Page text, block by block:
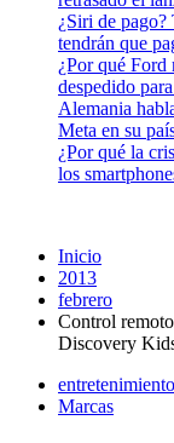
¿Siri de
tendrán que
¿Por qué Ford
despedido
Alemania
Meta en su
¿Por qué la
los
Inicio
2013
febrero
Control
Discovery
entretenimiento
Marcas